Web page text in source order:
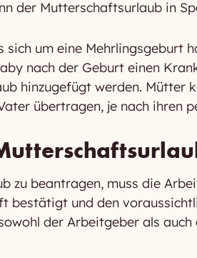
der Mutterschaftsurlaub in
sich um eine Mehrlingsgeburt
nach der Geburt einen
hinzugefügt werden. Mütter
übertragen, je nach ihren
zu beantragen, muss die
bestätigt und den
der Arbeitgeber als